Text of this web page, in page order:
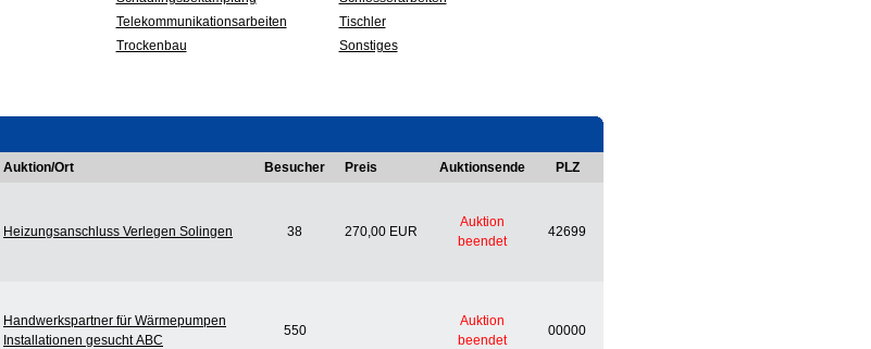
Telekommunikationsarbeiten
Tischler
Trockenbau Sonstiges
Auktion/Ort Besucher Preis Auktionsende PLZ
Heizungsanschluss Verlegen Solingen 38 270,00 EUR
Auktion
beendet
42699
Handwerkspartner für Wärmepumpen
Installationen gesucht ABC
550
Auktion
beendet
00000